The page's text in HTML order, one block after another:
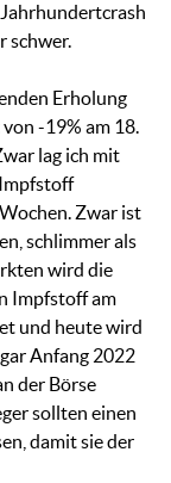
schwer.
Erholung
-19% am 18.
lag ich mit
Zwar ist
schlimmer als
wird die
Impfstoff am
und heute wird
Anfang 2022
der Börse
sollten einen
damit sie der